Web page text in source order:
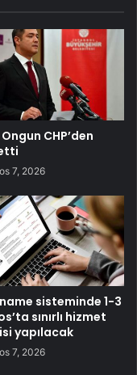
CHP’den
7, 2026
sisteminde 1-3
sınırlı hizmet
yapılacak
7, 2026